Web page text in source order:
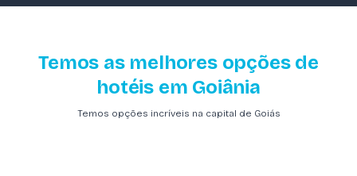
Temos as melhores opções de
hotéis em Goiânia
Temos opções incríveis na capital de Goiás